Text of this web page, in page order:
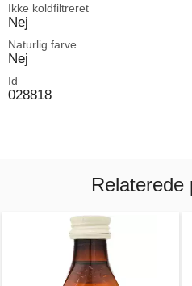
Ikke koldfiltreret
Nej
Naturlig farve
Nej
Id
028818
Relaterede